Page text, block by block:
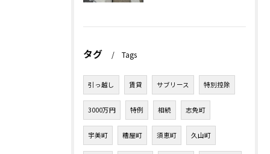
タグ Tags
引っ越し 賃貸 サブリース 特別控除
3000万円 特例 相続 志免町
宇美町 糟屋町 須恵町 久山町